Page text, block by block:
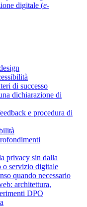
digitale (e-
di successo
dichiarazione di
e procedura di
privacy sin dalla
o servizio digitale
quando necessario
architettura,
DPO